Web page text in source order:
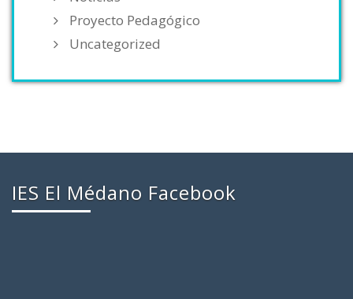
Proyecto Pedagógico
Uncategorized
IES El Médano Facebook